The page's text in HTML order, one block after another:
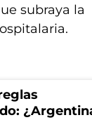
subraya la